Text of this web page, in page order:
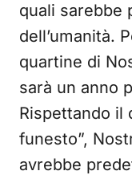
quali sarebbe
dell’umanità.
quartine di
sarà un anno
Rispettando il
funesto”,
avrebbe